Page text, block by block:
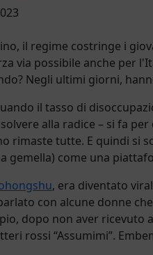
il regime costringe i
via possibile anche per
Negli ultimi giorni,
il tasso di
alla radice – si fa
rimaste tutte. E quindi si
gemella) come una
, era diventato
con alcune donne
dopo non aver
rossi “Assumimi”.